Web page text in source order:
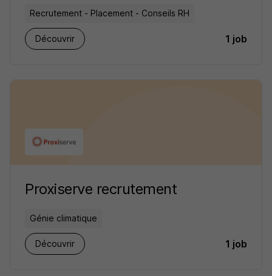
Recrutement - Placement - Conseils RH
Découvrir 1 job
Proxiserve recrutement
Génie climatique
Découvrir 1 job